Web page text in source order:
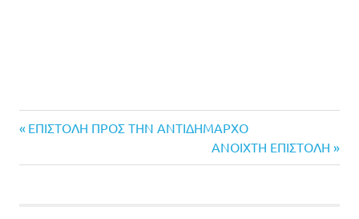
Πλοήγηση
άρθρων
Previous
ΕΠΙΣΤΟΛΗ ΠΡΟΣ ΤΗΝ ΑΝΤΙΔΗΜΑΡΧΟ
Next
Post:
ΑΝΟΙΧΤΗ ΕΠΙΣΤΟΛΗ